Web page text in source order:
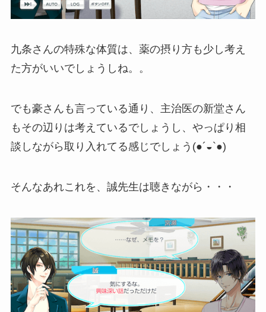
九条さんの特殊な体質は、薬の摂り方も少し考え
た方がいいでしょうしね。。
でも豪さんも言っている通り、主治医の新堂さん
もその辺りは考えているでしょうし、やっぱり相
談しながら取り入れてる感じでしょう(●´◒`●)
そんなあれこれを、誠先生は聴きながら・・・